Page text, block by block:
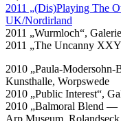
2011 „(Dis)Playing The
UK/Nordirland
2011 „Wurmloch“,
2011 „The Uncanny
2010 „Paula-Modersohn-
Kunsthalle, Worpswede
2010 „Public Interest“,
2010 „Balmoral Blend —